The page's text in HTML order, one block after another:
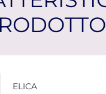
ELICA